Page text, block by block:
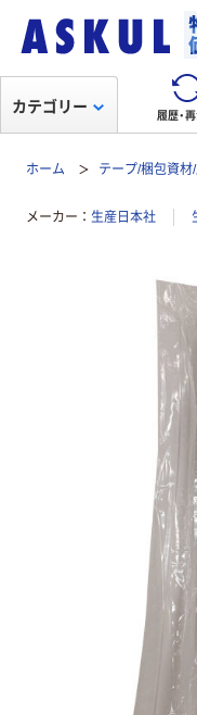
履歴・
カテゴリー
ホーム テープ/梱包資材
メーカー 生産日本社